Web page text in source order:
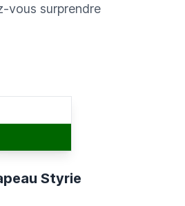
vous surprendre
Styrie